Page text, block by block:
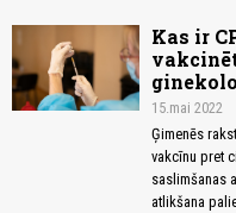
Kas ir
15.mai 2022
Ģimenēs
vakcīnu pret
saslimšanas
atlikšana